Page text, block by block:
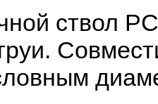
ствол